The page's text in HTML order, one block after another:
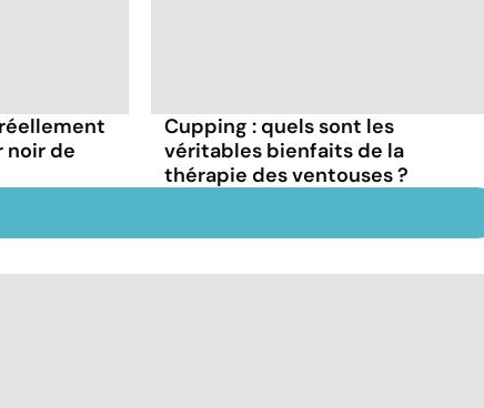
noir de
Cupping : quels sont les
véritables bienfaits de la
thérapie des ventouses ?